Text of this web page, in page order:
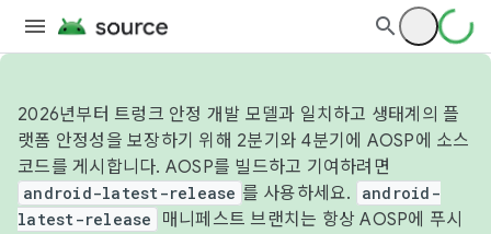
2026년부터 트렁크 안정 개발 모델과 일치하고 생태계의 플
랫폼 안정성을 보장하기 위해 2분기와 4분기에 AOSP에 소스
코드를 게시합니다. AOSP를 빌드하고 기여하려면
android-latest-release 를 사용하세요.
android-
latest-release
매니페스트 브랜치는 항상 AOSP에 푸시